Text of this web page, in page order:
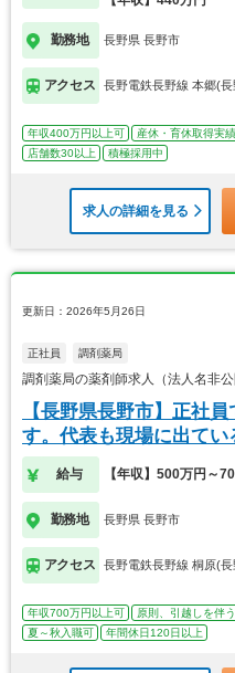
勤務地 長野県 長野市
アクセス 長野電鉄長野線 本郷(長
年収400万円以上可 産休・育休取得実
店舗数30以上
積極採用中
求人の詳細を見る
更新日：2026年5月26日
正社員 調剤薬局
調剤薬局の薬剤師求人（法人名非
【長野県長野市】正社
す。代表も現場に出てい
給与 【年収】500万円～
勤務地 長野県 長野市
アクセス 長野電鉄長野線 桐原(長
年収700万円以上可 原則、引越しを伴う
夏～秋入職可
年間休日120日以上